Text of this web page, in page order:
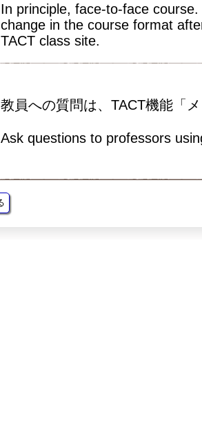
In principle, face-to-face
change in the course format
TACT class site.
教員への質問は、TACT機能「
Ask questions to professors